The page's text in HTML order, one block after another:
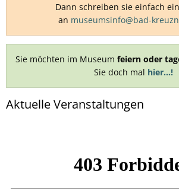
Dann schreiben sie einfach
an museumsinfo@bad-
Sie möchten im Museum feiern oder
Sie doch mal hier...!
Aktuelle Veranstaltungen